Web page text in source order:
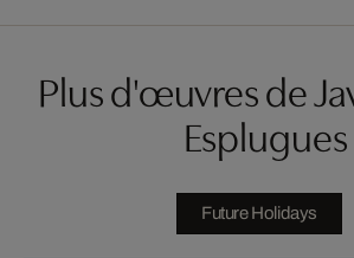
Plus d'œuvres de
Esplugues
Future Holidays